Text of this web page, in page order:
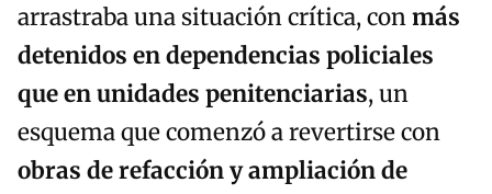
arrastraba una situación crítica, conmás
detenidos en dependencias policiales
que en unidades penitenciarias, un
esquema que comenzó a revertirse con
obras de refacción y ampliación de